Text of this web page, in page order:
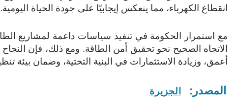
انقطاع الكهرباء، مما ينعكس إيجابيًا على جودة الحياة اليومية.
مع استمرار الحكومة في تنفيذ سياسات داعمة لمشاريع
الاتجاه الصحيح نحو تحقيق أمن الطاقة. ومع ذلك، فإن
أعمق، وزيادة الاستثمارات في البنية التحتية، وضمان بيئة
المصدر: الجزيرة